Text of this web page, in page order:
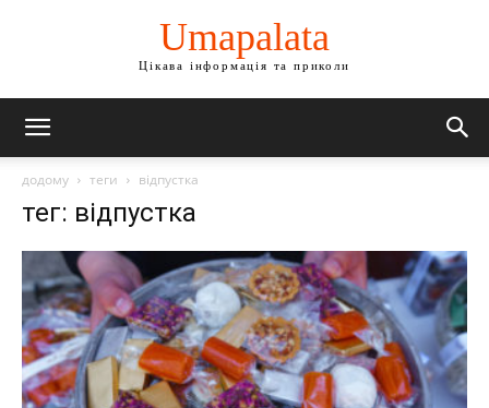
Umapalata
Цікава інформація та приколи
додому теги відпустка
тег: відпустка